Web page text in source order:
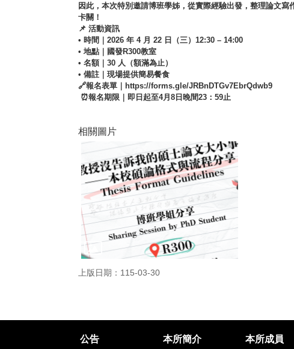
因此，本次特別邀請博班學姊，從實際經驗出發，整理論文
卡關！
📌 活動資訊
• 時間｜ 2026 年 4 月 22 日（三） 12:30 – 14:00
• 地點｜國發R300教室
• 名額｜ 30 人（額滿為止）
• 備註｜現場提供簡易餐食
🔗報名表單 ｜ https://forms.gle/JRBnDTGv7EbrQdwb9
⏰報名期限 ｜ 即日起至4月8日晚間23 ： 59止
相關圖片
上版日期：115-03-30
公告 本所簡介 本所成員